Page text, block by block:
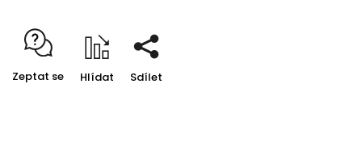
Zeptat se Hlídat Sdílet